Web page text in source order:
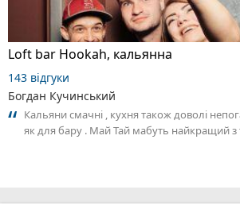
Loft bar Hookah, кальянна
143 відгуки
Богдан Кучинський
Кальяни смачні , кухня також доволі
як для бару . Май Тай мабуть найкращий з